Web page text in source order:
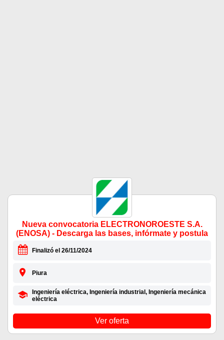
Nueva convocatoria ELECTRONOROESTE S.A.
(ENOSA) - Descarga las bases, infórmate y postula
Finalizó el 26/11/2024
Piura
Ingeniería eléctrica, Ingeniería industrial, Ingeniería mecánica
eléctrica
Ver oferta